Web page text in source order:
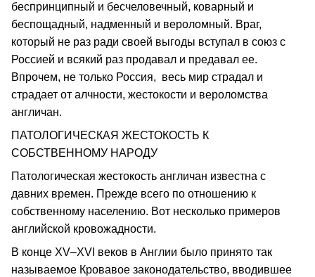
беспринципный и бесчеловечный, коварный и
беспощадный, надменный и вероломный. Враг,
который не раз ради своей выгоды вступал в союз с
Россией и всякий раз продавал и предавал ее.
Впрочем, не только Россия, весь мир страдал и
страдает от алчности, жестокости и вероломства
англичан.
ПАТОЛОГИЧЕСКАЯ ЖЕСТОКОСТЬ К
СОБСТВЕННОМУ НАРОДУ
Патологическая жестокость англичан известна с
давних времен. Прежде всего по отношению к
собственному населению. Вот несколько примеров
английской кровожадности.
В конце XV–XVI веков в Англии было принято так
называемое Кровавое законодательство, вводившее